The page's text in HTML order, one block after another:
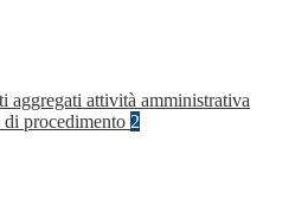
aggregati attività amministrativa
procedimento 2